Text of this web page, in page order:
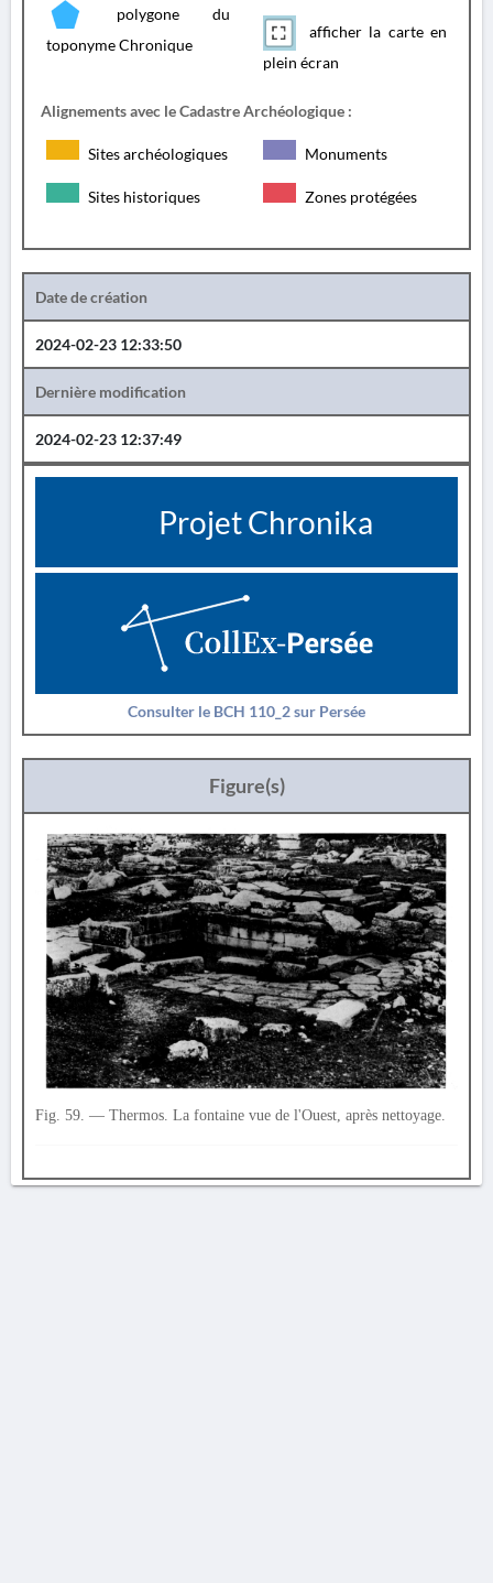
polygone du
toponyme Chronique
afficher la carte en
plein écran
Alignements avec le Cadastre Archéologique :
Sites archéologiques Monuments
Sites historiques Zones protégées
Date de création
2024-02-23 12:33:50
Dernière modification
2024-02-23 12:37:49
Projet Chronika
Consulter le BCH 110_2 sur Persée
Figure(s)
Fig. 59. — Thermos. La fontaine vue de l'Ouest, après nettoyage.